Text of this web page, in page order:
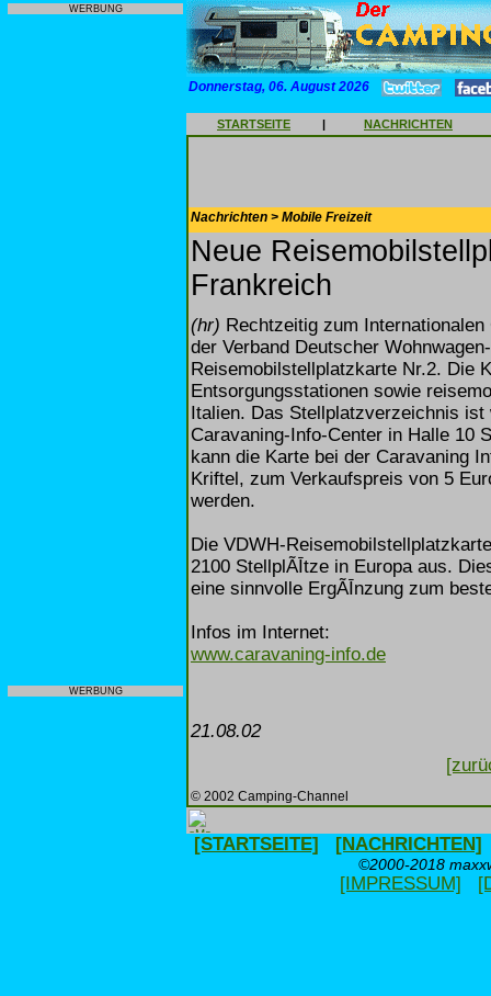
WERBUNG
WERBUNG
Donnerstag, 06. August 2026
STARTSEITE | NACHRICHTEN
Nachrichten > Mobile Freizeit
Neue
Frankreich
(hr) Rechtzeitig zum
der Verband Deutscher
Reisemobilstellplatzkarte Nr.2. Die
Entsorgungsstationen sowie
Italien. Das Stellplatzverzeichnis
Caravaning-Info-Center in Halle 10
kann die Karte bei der Caravaning
Kriftel, zum Verkaufspreis von 5
werden.
Die VDWH-
2100 StellplÃĪtze in Europa aus.
eine sinnvolle ErgÃĪnzung zum
Infos im Internet:
www.caravaning-info.de
21.08.02
© 2002 Camping-Channel
[STARTSEITE] [NACHRICHTEN]
©2000-2018
[IMPRESSUM]